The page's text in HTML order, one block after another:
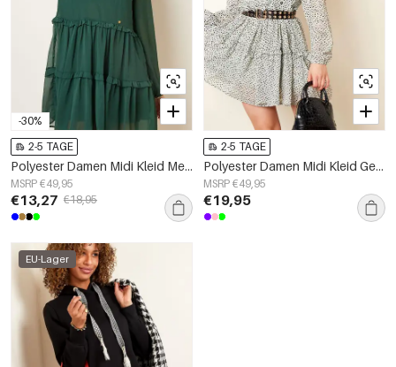
-30%
2-5 TAGE
Polyester Damen Midi Kleid Mehrschichtiger Rüschen Look
MSRP €49,95
€13,27 €18,95
2-5 TAGE
Polyester Damen Midi Kleid Gelaagte Rüschen
MSRP €49,95
€19,95
EU-Lager